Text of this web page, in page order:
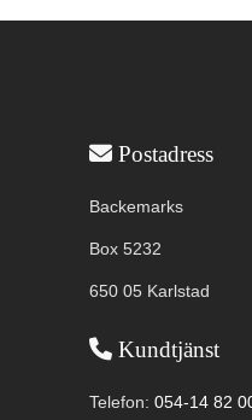
Användbar
Postadress
Backemarks
Box 5232
650 05 Karlstad
Kundtjänst
Telefon: 054-14 82